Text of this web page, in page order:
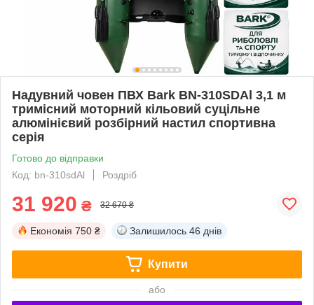
Надувний човен ПВХ Bark BN-310SDAl 3,1 м
тримісний моторний кільовий суцільне
алюмінієвий розбірний настил спортивна
серія
Готово до відправки
Код: bn-310sdAl
Роздріб
31 920 ₴ 32 670 ₴
Економія 750 ₴ Залишилось 46 днів
Купити
або